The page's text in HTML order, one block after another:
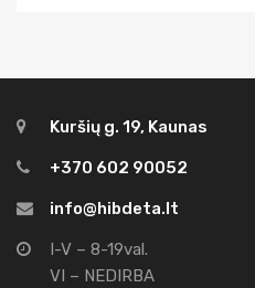
Kuršių g. 19, Kaunas
+370 602 90052
info@hibdeta.lt
I-V – 8-19val.
VI – NEDIRBA